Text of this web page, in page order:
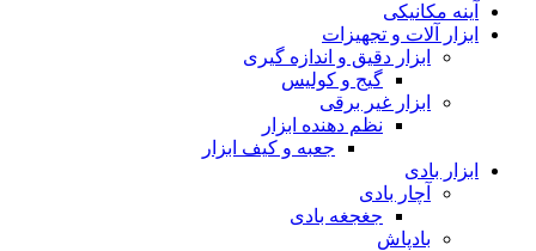
آینه مکانیکی
ابزار آلات و تجهیزات
ابزار دقیق و اندازه گیری
گیج و کولیس
ابزار غیر برقی
نظم دهنده ابزار
جعبه و کیف ابزار
ابزار بادی
آچار بادی
جغجغه بادی
بادپاش